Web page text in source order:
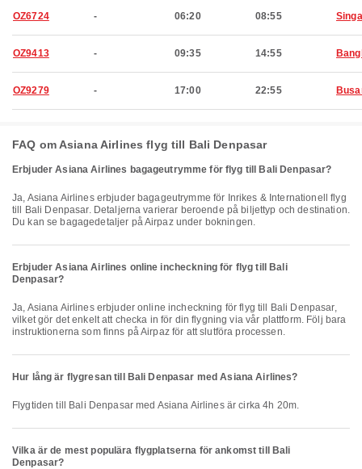
OZ6724 - 06:20 08:55
OZ9413 - 09:35 14:55
OZ9279 - 17:00 22:55
FAQ om Asiana Airlines flyg till Bali Denpasar
Erbjuder Asiana Airlines bagageutrymme för flyg till Bali Denpasar?
Ja, Asiana Airlines erbjuder bagageutrymme för Inrikes & Internationell flyg
till Bali Denpasar. Detaljerna varierar beroende på biljettyp och destination.
Du kan se bagagedetaljer på Airpaz under bokningen.
Erbjuder Asiana Airlines online incheckning för flyg till Bali
Denpasar?
Ja, Asiana Airlines erbjuder online incheckning för flyg till Bali Denpasar,
vilket gör det enkelt att checka in för din flygning via vår plattform. Följ bara
instruktionerna som finns på Airpaz för att slutföra processen.
Hur lång är flygresan till Bali Denpasar med Asiana Airlines?
Flygtiden till Bali Denpasar med Asiana Airlines är cirka 4h 20m.
Vilka är de mest populära flygplatserna för ankomst till Bali
Denpasar?